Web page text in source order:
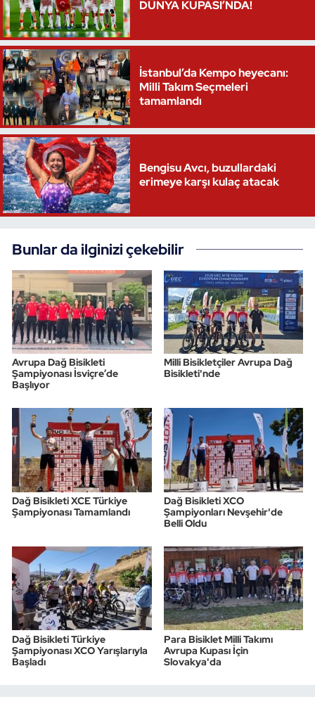
DÜNYA KUPASI’NDA!
İstanbul’da Kempo heyecanı:
Milli Takım Seçmeleri
tamamlandı
Bengisu Avcı, buzullardaki
erimeye karşı kulaç atacak
Bunlar da ilginizi çekebilir
Avrupa Dağ Bisikleti
Şampiyonası İsviçre’de
Başlıyor
Milli Bisikletçiler Avrupa Dağ
Bisikleti'nde
Dağ Bisikleti XCE Türkiye
Şampiyonası Tamamlandı
Dağ Bisikleti XCO
Şampiyonları Nevşehir'de
Belli Oldu
Dağ Bisikleti Türkiye
Şampiyonası XCO Yarışlarıyla
Başladı
Para Bisiklet Milli Takımı
Avrupa Kupası İçin
Slovakya'da
Triatlon
Voleybol
Vücut Geliştirme Fitness
Wushu Kungfu
Yelken
Yüzme